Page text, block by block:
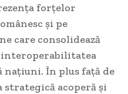
forțelor
și pe
care consolidează
interoperabilitatea
În plus față de
acoperă și